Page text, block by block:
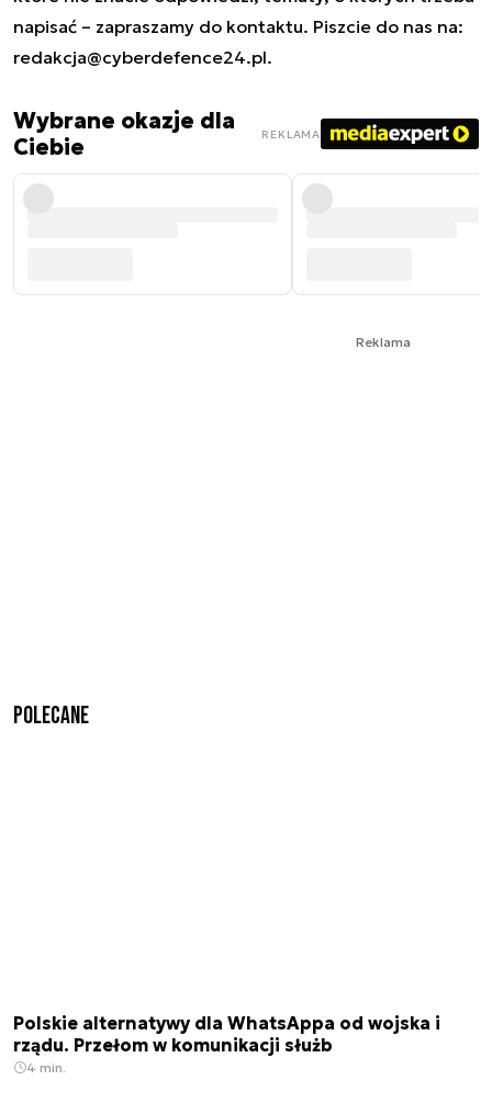
napisać – zapraszamy do kontaktu. Piszcie do nas na:
redakcja@cyberdefence24.pl.
Wybrane okazje dla
Ciebie
REKLAMA
Reklama
Polecane
Polskie alternatywy dla WhatsAppa od wojska i
rządu. Przełom w komunikacji służb
4 min.